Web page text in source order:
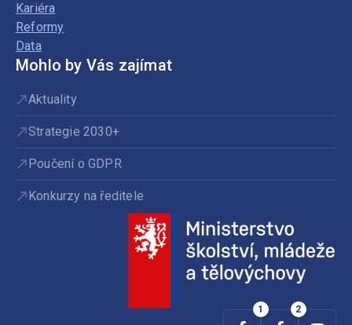
Kariéra
Reformy
Data
Mohlo by Vás zajímat
Aktuality
Strategie 2030+
Poučení o GDPR
Konkurzy na ředitele